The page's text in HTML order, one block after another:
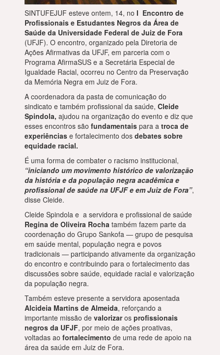
SINTUFEJUF esteve ontem, 14, no I Encontro de
Profissionais e Estudantes Negros da Área de
Saúde da Universidade Federal de Juiz de Fora
(UFJF). O encontro, organizado pela Diretoria de
Ações Afirmativas da UFJF, em parceria com o
Programa AfirmaSUS e a Secretária Especial de
Igualdade Racial, ocorreu no Centro da Preservação
da Memória Negra em Juiz de Fora.
A coordenadora da pasta de comunicação do
sindicato e também profissional da saúde, Cleide
Spindola, ajudou na organização do evento e diz que
esses encontros são fundamentais para a troca de
experiências e fortalecimento dos debates sobre
equidade racial.
É uma forma de combater o racismo institucional,
“iniciando um movimento histórico de valorização
da história e da população negra acadêmica e
profissional de saúde na UFJF e em Juiz de Fora”,
disse Cleide.
Cleide Spindola e a servidora e profissional de saúde
Regina de Oliveira Rocha também fazem parte da
coordenação do Grupo Sankofa — grupo de pesquisa
em saúde mental, população negra e povos
tradicionais — participando ativamente da organização
do encontro e contribuindo para o fortalecimento das
discussões sobre saúde, equidade racial e valorização
da população negra.
Também esteve presente a servidora aposentada
Alcideia Martins de Almeida, reforçando a
importante missão de valorizaros profissionais
negros da UFJF, por meio de ações proativas,
voltadas ao fortalecimento de uma rede de apoio na
área da saúde em Juiz de Fora.